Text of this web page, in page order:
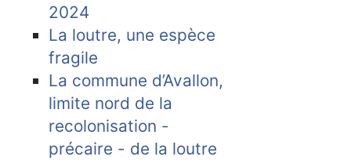
2024
La loutre, une espèce
fragile
La commune d’Avallon,
limite nord de la
recolonisation -
précaire - de la loutre